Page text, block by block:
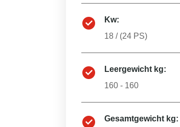
Kw:
18 / (24 PS)
Leergewicht kg:
160 - 160
Gesamtgewicht kg: